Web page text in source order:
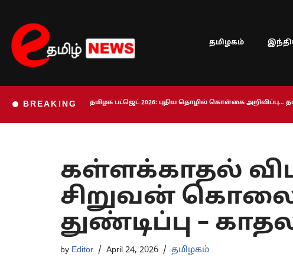
Skip
to
content
தமிழகம்
BREAKING தமிழக பட்ஜெட் 2026: புதிய தொழில் கொள்கை அறிவிப்பு…
கள்ளக்காதல்
சிறுவன்
துண்டிப்பு –
by Editor April 24, 2026 தமிழகம்